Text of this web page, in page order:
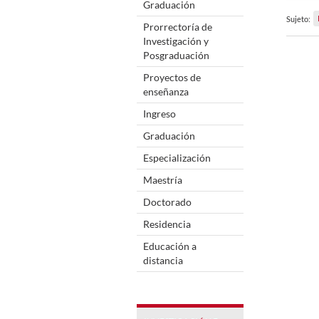
Graduación
Prorrectoría de
Investigación y
Posgraduación
Proyectos de
enseñanza
Ingreso
Graduación
Especialización
Maestría
Doctorado
Residencia
Educación a
distancia
Sujeto: